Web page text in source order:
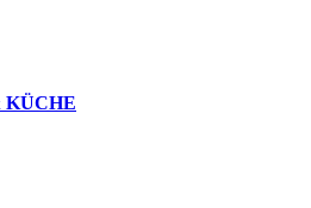
KÜCHE